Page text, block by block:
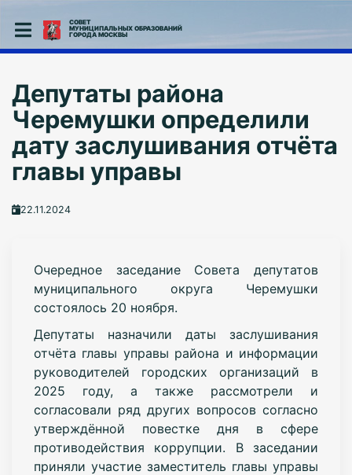
СОВЕТ
МУНИЦИПАЛЬНЫХ ОБРАЗОВАНИЙ
ГОРОДА МОСКВЫ
Депутаты района
Черемушки определили
дату заслушивания отчёта
главы управы
22.11.2024
Очередное заседание Совета депутатов
муниципального округа Черемушки
состоялось 20 ноября.
Депутаты назначили даты заслушивания
отчёта главы управы района и информации
руководителей городских организаций в
2025 году, а также рассмотрели и
согласовали ряд других вопросов согласно
утверждённой повестке дня в сфере
противодействия коррупции. В заседании
приняли участие заместитель главы управы